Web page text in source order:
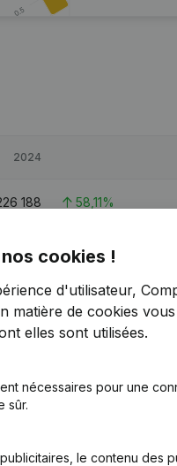
2024
188 58,11%
24,66%
368 -10,86%
cookies !
d'utilisateur,
matière de cookies
elles sont utilisées.
nécessaires pour une
sûr.
le contenu des